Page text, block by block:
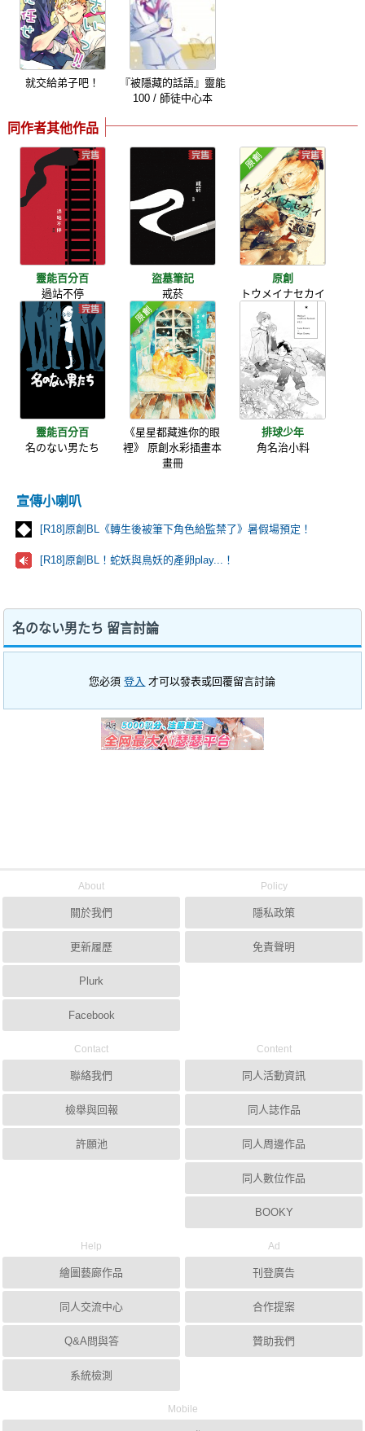
就交給弟子吧！
『被隱藏的話語』靈能
100 / 師徒中心本
同作者其他作品
靈能百分百
過站不停
盜墓筆記
戒菸
原創
トウメイナセカイ
靈能百分百
名のない男たち
《星星都藏進你的眼
裡》 原創水彩插畫本
畫冊
排球少年
角名治小料
宣傳小喇叭
[R18]原創BL《轉生後被筆下角色給監禁了》暑假場預定！
[R18]原創BL！蛇妖與鳥妖的產卵play...！
名のない男たち 留言討論
您必須登入 才可以發表或回覆留言討論
About
關於我們
更新履歷
Plurk
Facebook
Policy
隱私政策
免責聲明
Contact
聯絡我們
檢舉與回報
許願池
Content
同人活動資訊
同人誌作品
同人周邊作品
同人數位作品
BOOKY
Help
繪圖藝廊作品
同人交流中心
Q&A問與答
系統檢測
Ad
刊登廣告
合作提案
贊助我們
Mobile